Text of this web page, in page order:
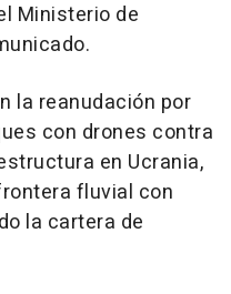
Ministerio de
la reanudación por
con drones contra
en Ucrania,
fluvial con
la cartera de